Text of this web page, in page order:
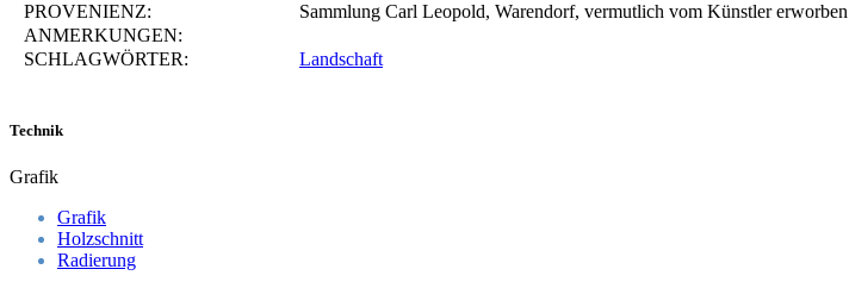
PROVENIENZ:
Sammlung Carl Leopold, Warendorf, vermutlich vom Künstler erworben
ANMERKUNGEN:
SCHLAGWÖRTER:
Landschaft
Technik
Grafik
Grafik
Holzschnitt
Radierung